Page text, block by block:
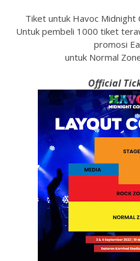
Tiket untuk Havoc Midnight
Untuk pembeli 1000 tiket
promosi
untuk Normal
Official